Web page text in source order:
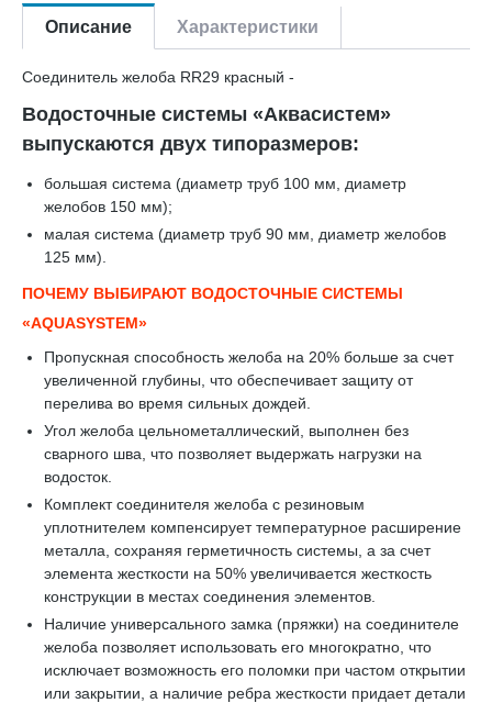
Описание Характеристики
Соединитель желоба RR29 красный -
Водосточные системы «Аквасистем»
выпускаются двух типоразмеров:
большая система (диаметр труб 100 мм, диаметр
желобов 150 мм);
малая система (диаметр труб 90 мм, диаметр желобов
125 мм).
ПОЧЕМУ ВЫБИРАЮТ ВОДОСТОЧНЫЕ СИСТЕМЫ
«AQUASYSTEM»
Пропускная способность желоба на 20% больше за счет
увеличенной глубины, что обеспечивает защиту от
перелива во время сильных дождей.
Угол желоба цельнометаллический, выполнен без
сварного шва, что позволяет выдержать нагрузки на
водосток.
Комплект соединителя желоба с резиновым
уплотнителем компенсирует температурное расширение
металла, сохраняя герметичность системы, а за счет
элемента жесткости на 50% увеличивается жесткость
конструкции в местах соединения элементов.
Наличие универсального замка (пряжки) на соединителе
желоба позволяет использовать его многократно, что
исключает возможность его поломки при частом открытии
или закрытии, а наличие ребра жесткости придает детали